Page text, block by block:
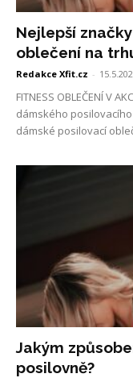
Nejlepší
oblečení na
Redakce Xfit.cz -
FITNESS OBLEČENÍ V
dámského
dámské posilovací
Jakým
posilovně?